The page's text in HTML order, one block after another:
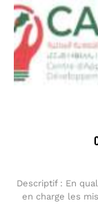
Descriptif : En
en charge les